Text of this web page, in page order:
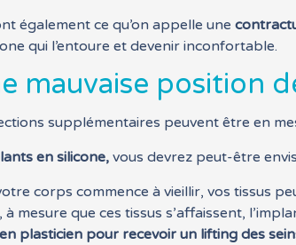
également ce qu’on appelle une
qui l’entoure et devenir inconfortable.
mauvaise position
supplémentaires peuvent être en
en silicone, vous devrez peut-être
corps commence à vieillir, vos tissus
mesure que ces tissus s’affaissent,
plasticien pour recevoir un lifting des